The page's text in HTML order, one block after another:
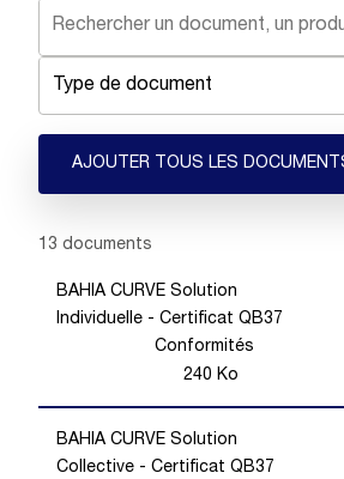
Type de document
AJOUTER TOUS LES
Showing 1 -13
13 documents
BAHIA CURVE Solution
Individuelle - Certificat QB37
Conformités
240 Ko
BAHIA CURVE Solution
Collective - Certificat QB37